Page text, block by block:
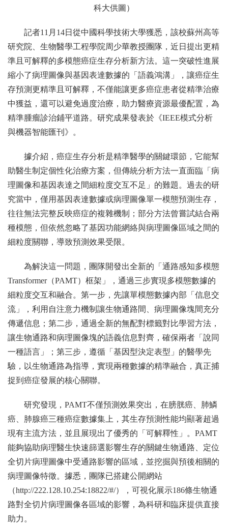
科大供圖）
記者11月14日從中國科學技術大學獲悉，該校蘇州高等
研究院、生物醫學工程學院周少華教授團隊，近日提出更精
準且可解釋的多模態癌症生存分析新方法。這一突破性進展
縮小了病理圖像與基因表達數據的「語義鴻溝」，讓癌症生
存預測更精準且可解釋，不僅能讓更多癌症患者從精準治療
中獲益，還可以避免過度治療，助力醫療資源最優配置，為
精準腫瘤診治鋪平道路。研究成果發表於《IEEE模式分析
與機器智能匯刊》。
據介紹，癌症生存分析是精準醫學的關鍵環節，它能幫
助醫生制定個性化治療方案，但傳統分析方法一直面臨「病
理圖像和基因表達之間細粒度交互不足」的難題。過去的研
究當中，僅用基因表達數據或病理圖像單一模態預測生存，
往往無法完整反映癌症的複雜機制；部分方法曾嘗試結合兩
種模態，但依然忽略了基因功能網絡與病理圖像區域之間的
細粒度關聯，導致預測效果受限。
為解決這一問題，團隊開發出全新的「通路感知多模態
Transformer（PAMT）框架」，通過三步實現多模態數據的
細粒度交互和融合。第一步，先讓單模態數據內部「信息交
流」，利用自注意力機制讓生物通路間、病理圖像塊間充分
傳遞信息；第二步，通過全新的無配對標籤對比學習方法，
讓生物通路和病理圖像塊的語義信息對齊，確保兩者「說同
一種語言」；第三步，遵循「基因型決定表型」的醫學先
驗，以生物通路為指導，實現兩種數據的精準融合，真正捕
捉到癌症發展的核心關聯。
研究發現，PAMT不僅預測效果突出，在膀胱癌、肺鱗
癌、肺腺癌三種癌症數據集上，其生存預測性能均顯著超過
現有主流方法，並且展現出了優秀的「可解釋性」。PAMT
能夠協助病理醫生快速篩選影響生存的關鍵生物通路、定位
全切片病理圖像中受通路影響的區域，並挖掘與預後相關的
病理圖像特徵。據悉，團隊已搭建公開網站
（http://222.128.10.254:18822/#/），可視化展示186條生物通
路對全切片病理圖像各區域的影響，為科研和臨床提供直接
助力。